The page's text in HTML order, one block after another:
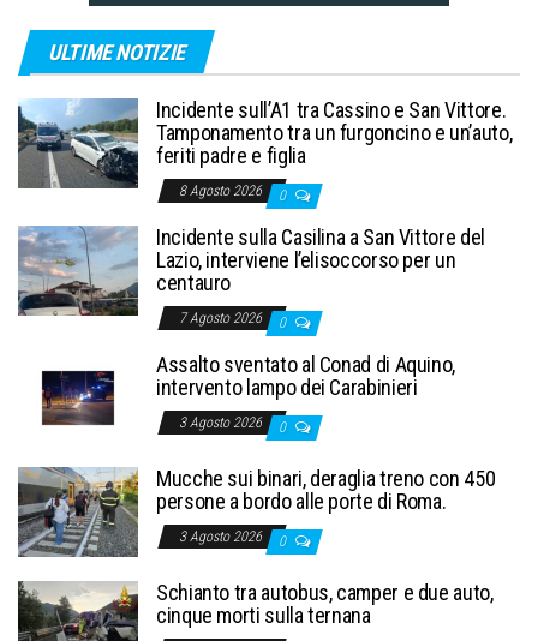
ULTIME NOTIZIE
Incidente sull’A1 tra Cassino e San Vittore.
Tamponamento tra un furgoncino e un’auto,
feriti padre e figlia
8 Agosto 2026 0
Incidente sulla Casilina a San Vittore del
Lazio, interviene l’elisoccorso per un
centauro
7 Agosto 2026 0
Assalto sventato al Conad di Aquino,
intervento lampo dei Carabinieri
3 Agosto 2026 0
Mucche sui binari, deraglia treno con 450
persone a bordo alle porte di Roma.
3 Agosto 2026 0
Schianto tra autobus, camper e due auto,
cinque morti sulla ternana